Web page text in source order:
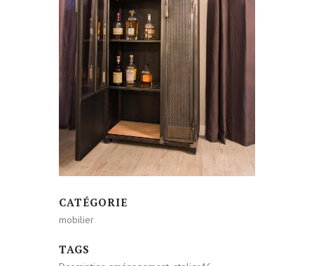
CATÉGORIE
mobilier
TAGS